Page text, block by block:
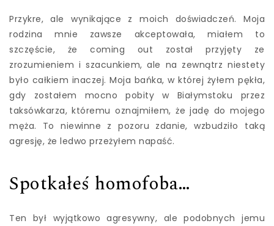
Przykre, ale wynikające z moich doświadczeń. Moja
rodzina mnie zawsze akceptowała, miałem to
szczęście, że coming out został przyjęty ze
zrozumieniem i szacunkiem, ale na zewnątrz niestety
było całkiem inaczej. Moja bańka, w której żyłem pękła,
gdy zostałem mocno pobity w Białymstoku przez
taksówkarza, któremu oznajmiłem, że jadę do mojego
męża. To niewinne z pozoru zdanie, wzbudziło taką
agresję, że ledwo przeżyłem napaść.
Spotkałeś homofoba…
Ten był wyjątkowo agresywny, ale podobnych jemu